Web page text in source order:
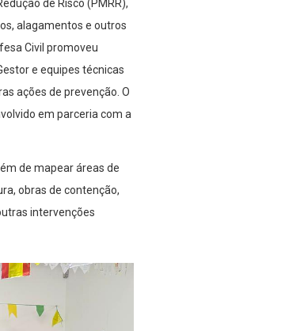
de Risco (PMRR),
alagamentos e outros
Civil promoveu
e equipes técnicas
ações de prevenção. O
em parceria com a
de mapear áreas de
obras de contenção,
intervenções